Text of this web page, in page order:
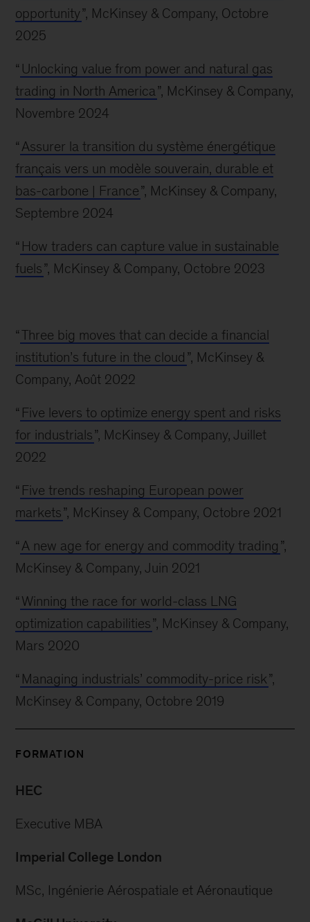
opportunity”, McKinsey & Company, Octobre
2025
“ Unlocking value from power and natural gas
trading in North America ”, McKinsey & Company,
Novembre 2024
“ Assurer la transition du système énergétique
français vers un modèle souverain, durable et
bas-carbone | France”, McKinsey & Company,
Septembre 2024
“ How traders can capture value in sustainable
fuels”, McKinsey & Company, Octobre 2023
“Three big moves that can decide a financial
institution’s future in the cloud ”, McKinsey &
Company, Août 2022
“ Five levers to optimize energy spent and risks
for industrials”, McKinsey & Company, Juillet
2022
“ Five trends reshaping European power
markets”, McKinsey & Company, Octobre 2021
“ A new age for energy and commodity trading ”,
McKinsey & Company, Juin 2021
“ Winning the race for world-class LNG
optimization capabilities”, McKinsey & Company,
Mars 2020
“ Managing industrials’ commodity-price risk”,
McKinsey & Company, Octobre 2019
FORMATION
HEC
Executive MBA
Imperial College London
MSc, Ingénierie Aérospatiale et Aéronautique